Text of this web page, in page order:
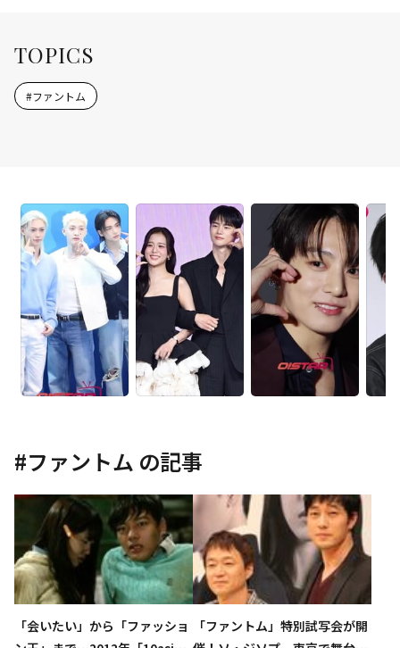
TOPICS
#ファントム
#ファントム の記事
「会いたい」から「ファッショ
「ファントム」特別試写会が開